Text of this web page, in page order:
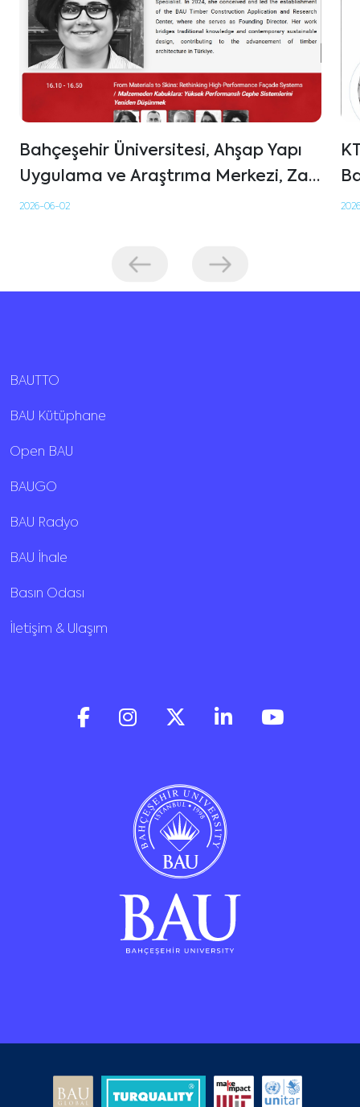
Bahçeşehir Üniversitesi, Ahşap Yapı
Uygulama ve Araştrıma Merkezi, Zak
World of Façades İstanbul
Sürdürülebilirliğine Dikkat Çekti
2026-06-02
BAUTTO
BAU Kütüphane
Open BAU
BAUGO
BAU Radyo
BAU İhale
Basın Odası
İletişim & Ulaşım